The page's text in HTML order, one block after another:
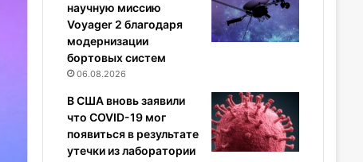
научную миссию
Voyager 2 благодаря
модернизации
бортовых систем
06.08.2026
В США вновь заявили
что COVID-19 мог
появиться в результате
утечки из лаборатории